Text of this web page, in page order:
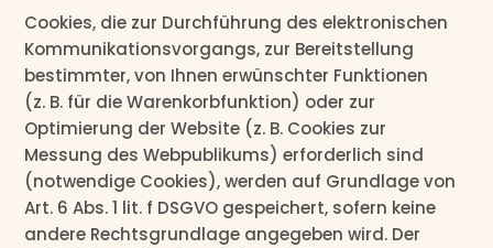
Cookies, die zur Durchführung des elektronischen
Kommunikationsvorgangs, zur Bereitstellung
bestimmter, von Ihnen erwünschter Funktionen
(z. B. für die Warenkorbfunktion) oder zur
Optimierung der Website (z. B. Cookies zur
Messung des Webpublikums) erforderlich sind
(notwendige Cookies), werden auf Grundlage von
Art. 6 Abs. 1 lit. f DSGVO gespeichert, sofern keine
andere Rechtsgrundlage angegeben wird. Der